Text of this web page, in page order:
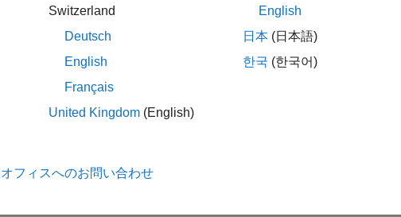
、検定のp値pと追加の検定結果を含む構造体stats
も返します。
は、1 つ以上の名前と値のペアの引数で指定された追加オプショ
検定の有意水準を変更したり、片側検定を実行することができます。
Switzerland
Deutsch
English
Français
United Kingdom (English)
English
日本 (日本語)
한국 (한국어)
フィスへのお問い合わせ